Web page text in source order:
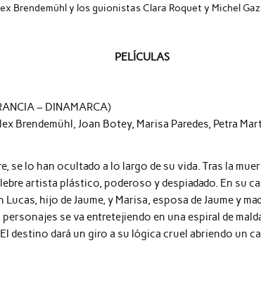
Brendemühl y los guionistas Clara Roquet y Michel
PELÍCULAS
– DINAMARCA)
Brendemühl, Joan Botey, Marisa Paredes, Petra
se lo han ocultado a lo largo de su vida. Tras la
artista plástico, poderoso y despiadado. En su
hijo de Jaume, y Marisa, esposa de Jaume y
se va entretejiendo en una espiral de
destino dará un giro a su lógica cruel abriendo un